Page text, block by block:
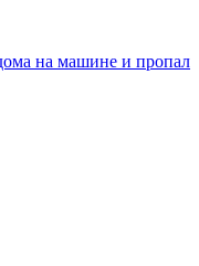
на машине и пропал